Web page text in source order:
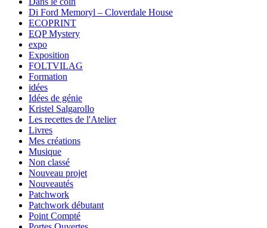
Di Ford Memoryl – Cloverdale House
ECOPRINT
EQP Mystery
expo
Exposition
FOLTVILAG
Formation
idées
Idées de génie
Kristel Salgarollo
Les recettes de l'Atelier
Livres
Mes créations
Musique
Non classé
Nouveau projet
Nouveautés
Patchwork
Patchwork débutant
Point Compté